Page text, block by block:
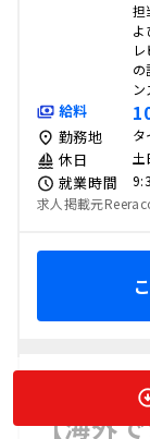
担
よ
の
給料
勤務地 タ
休日 土
就業時間
求人掲載元
出版・印刷・広告
【海外